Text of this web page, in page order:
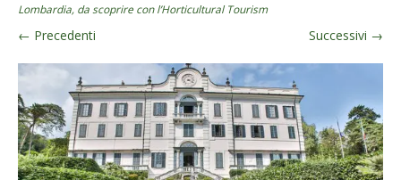
FAQ
Chi Siamo
Partner
Contatti
Italiano
German
curiosità
vivere e viaggiare verde
news ed eventi
ecohotel
rassegna stampa
Lombardia, da scoprire con l’Horticultural Tourism
← Precedenti Successivi →